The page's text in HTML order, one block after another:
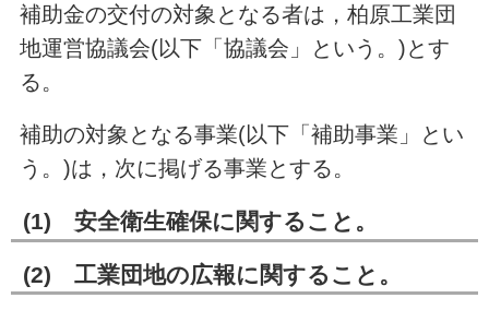
補助金の交付の対象となる者は，柏原工業団
地運営協議会(以下「協議会」という。)とす
る。
補助の対象となる事業(以下「補助事業」とい
う。)は，次に掲げる事業とする。
(1) 安全衛生確保に関すること。
(2) 工業団地の広報に関すること。